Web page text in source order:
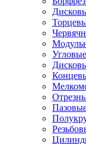
Угловые